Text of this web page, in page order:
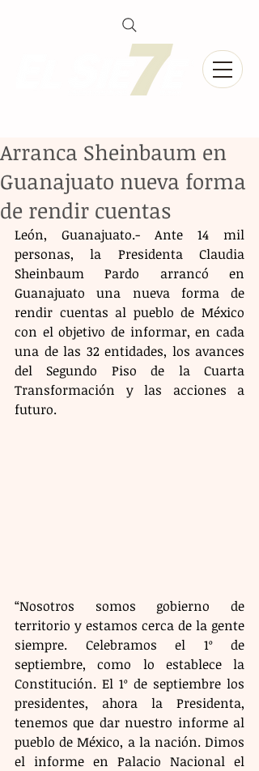
Arranca Sheinbaum en
Guanajuato nueva forma
de rendir cuentas
León, Guanajuato.- Ante 14 mil
personas, la Presidenta Claudia
Sheinbaum Pardo arrancó en
Guanajuato una nueva forma de
rendir cuentas al pueblo de México
con el objetivo de informar, en cada
una de las 32 entidades, los avances
del Segundo Piso de la Cuarta
Transformación y las acciones a
futuro.
“Nosotros somos gobierno de
territorio y estamos cerca de la gente
siempre. Celebramos el 1º de
septiembre, como lo establece la
Constitución. El 1º de septiembre los
presidentes, ahora la Presidenta,
tenemos que dar nuestro informe al
pueblo de México, a la nación. Dimos
el informe en Palacio Nacional el